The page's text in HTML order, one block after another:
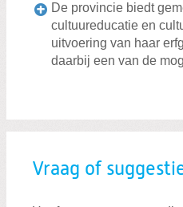
De provincie biedt
cultuureducatie en
uitvoering van haar
daarbij een van de
Vraag of